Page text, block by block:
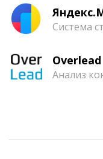
Система
Overlead
Анализ